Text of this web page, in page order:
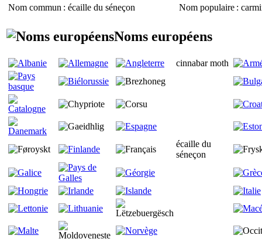
Nom commun : écaille du séneçon Nom populaire :
Noms européens
cinnabar moth
écaille du
séneçon